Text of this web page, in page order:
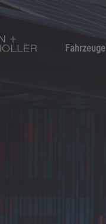
Fahrzeuge